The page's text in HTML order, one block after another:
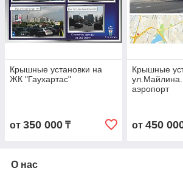
Крышные установки на
ЖК "Гаухартас"
от 350 000 ₸
Крышные
аэропорт
от 450
О нас